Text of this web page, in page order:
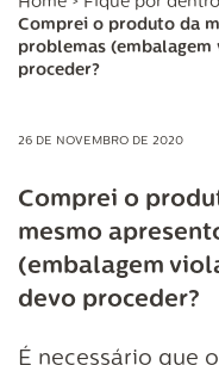
Comprei o produto da
problemas
proceder?
26 DE NOVEMBRO DE 2020
Comprei o
mesmo
(embalagem
devo proceder?
É necessário que